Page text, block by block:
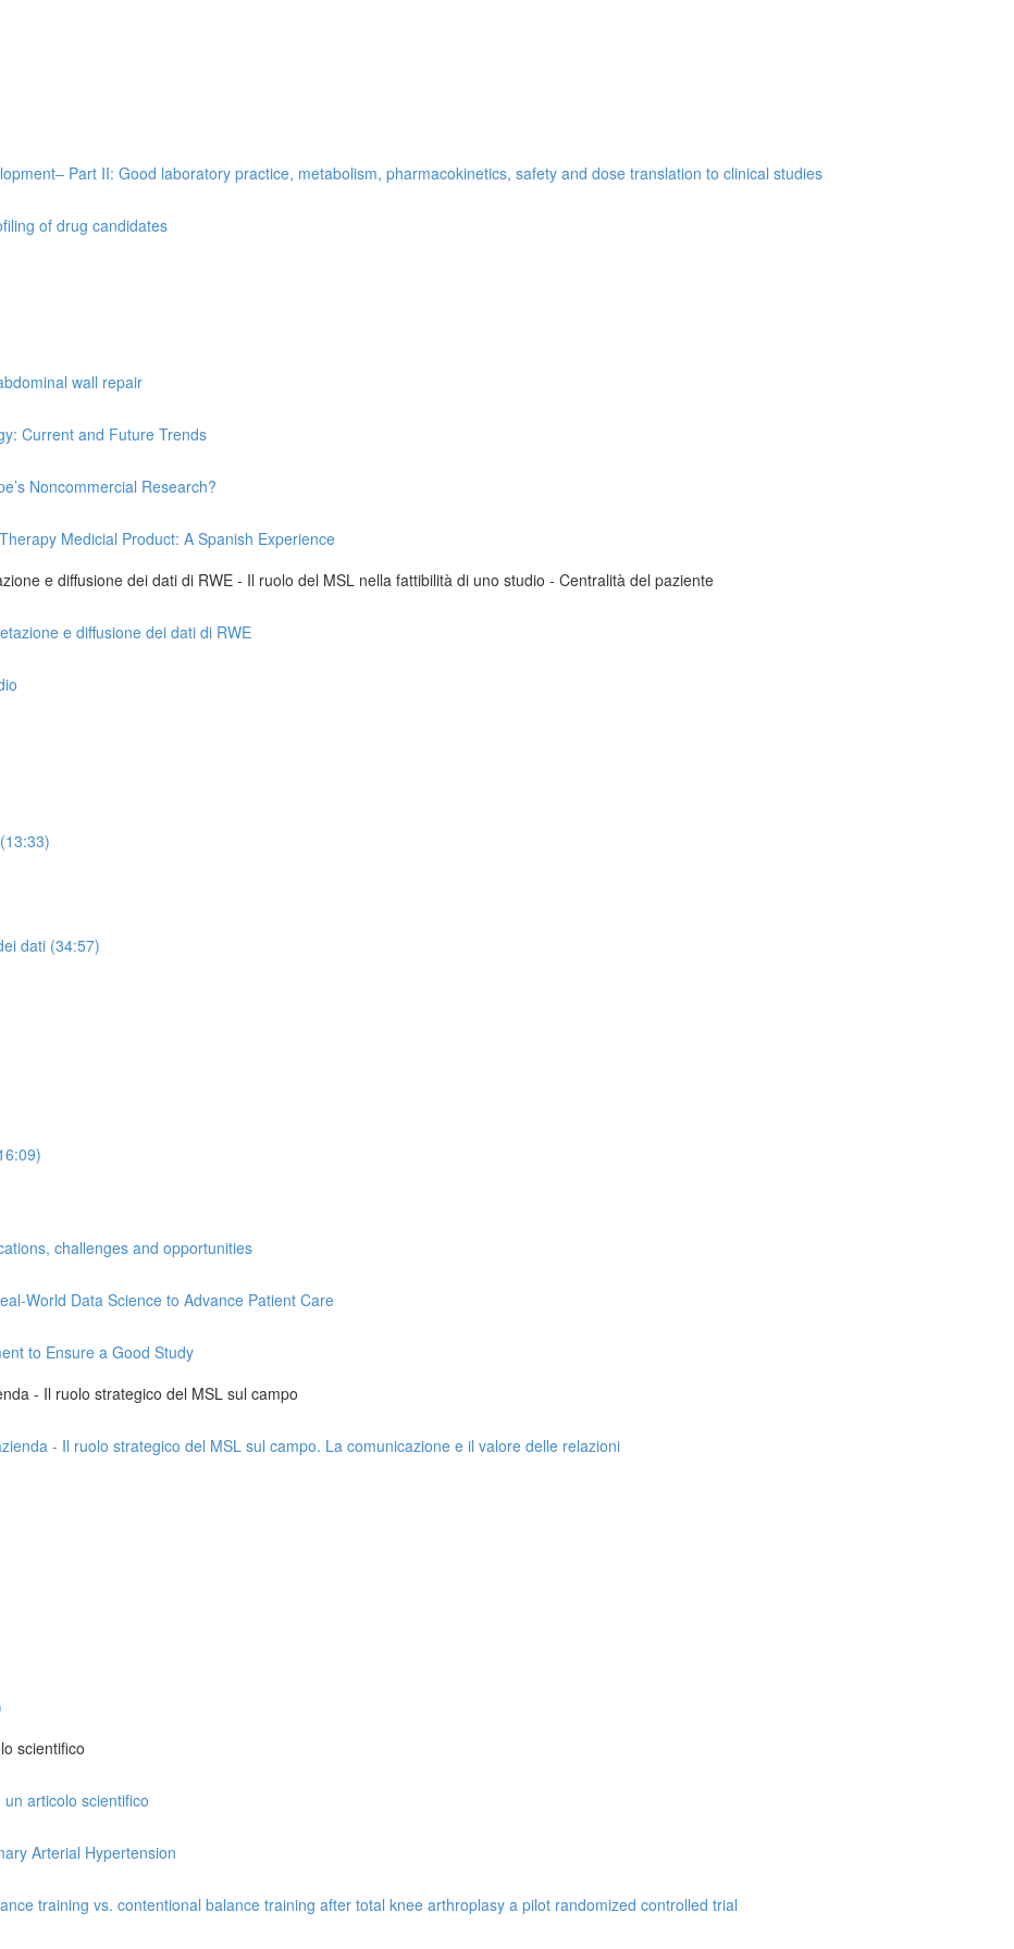
Part II: Good laboratory practice, metabolism, pharmacokinetics, safety and dose translation to clinical studies
of drug candidates
wall repair
Current and Future Trends
Noncommercial Research?
Medicial Product: A Spanish Experience
e diffusione dei dati di RWE - Il ruolo del MSL nella fattibilità di uno studio - Centralità del paziente
e diffusione dei dati di RWE
dati (34:57)
challenges and opportunities
World Data Science to Advance Patient Care
to Ensure a Good Study
- Il ruolo strategico del MSL sul campo
- Il ruolo strategico del MSL sul campo. La comunicazione e il valore delle relazioni
scientifico
articolo scientifico
Arterial Hypertension
training vs. contentional balance training after total knee arthroplasy a pilot randomized controlled trial